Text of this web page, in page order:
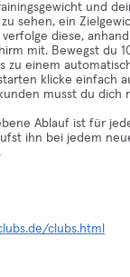
und
sehen, ein
diese,
mit. Bewegst du
zu einem
klicke einfach
musst du dich
Ablauf ist für
ihn bei jedem
clubs.html